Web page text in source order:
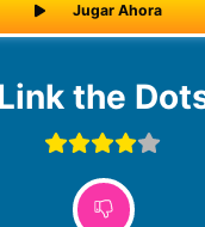
Jugar Ahora
Link the